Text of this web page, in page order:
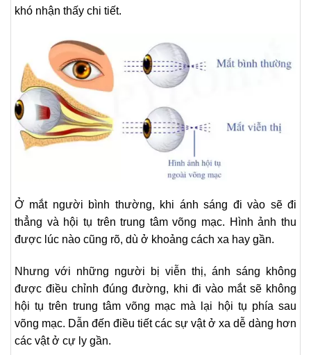
khó nhận thấy chi tiết.
Ở mắt người bình thường, khi ánh sáng đi vào sẽ đi
thẳng và hội tụ trên trung tâm võng mạc. Hình ảnh thu
được lúc nào cũng rõ, dù ở khoảng cách xa hay gần.
Nhưng với những người bị viễn thị, ánh sáng không
được điều chỉnh đúng đường, khi đi vào mắt sẽ không
hội tụ trên trung tâm võng mạc mà lại hội tụ phía sau
võng mạc. Dẫn đến điều tiết các sự vật ở xa dễ dàng hơn
các vật ở cự ly gần.